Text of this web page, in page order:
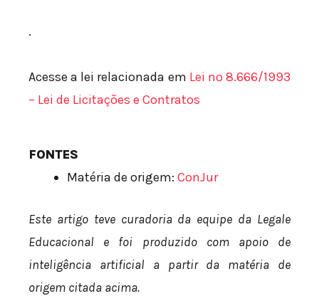
.
Acesse a lei relacionada em Lei nº 8.666/1993
– Lei de Licitações e Contratos
FONTES
Matéria de origem: ConJur
Este artigo teve curadoria da equipe da Legale
Educacional e foi produzido com apoio de
inteligência artificial a partir da matéria de
origem citada acima.